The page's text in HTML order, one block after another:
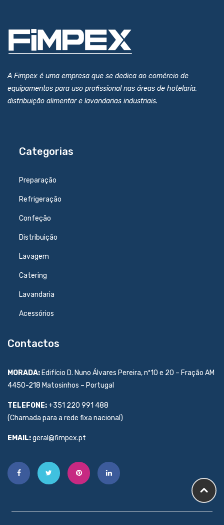
A Fimpex é uma empresa que se dedica ao comércio de
equipamentos para uso profissional nas áreas de hotelaria,
distribuição alimentar e lavandarias industriais.
Categorias
Preparação
Refrigeração
Confeção
Distribuição
Lavagem
Catering
Lavandaria
Acessórios
Contactos
MORADA: Edifício D. Nuno Álvares Pereira, nº10 e 20 – Fração AM
4450-218 Matosinhos – Portugal
TELEFONE:+351 220 991 488
(Chamada para a rede fixa nacional)
EMAIL:geral@fimpex.pt